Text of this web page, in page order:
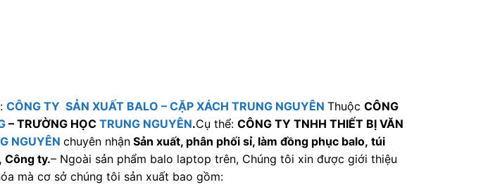
CÔNG TY SẢN XUẤT BALO – CẶP XÁCH TRUNG NGUYÊN Thuộc CÔNG
– TRƯỜNG HỌC TRUNG NGUYÊN.Cụ thể: CÔNG TY TNHH THIẾT BỊ VĂN
NGUYÊN chuyên nhận Sản xuất, phân phối sỉ, làm đồng phục balo, túi
Công ty.– Ngoài sản phẩm balo laptop trên, Chúng tôi xin được giới thiệu
mà cơ sở chúng tôi sản xuất bao gồm: